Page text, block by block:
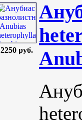
2250 руб.